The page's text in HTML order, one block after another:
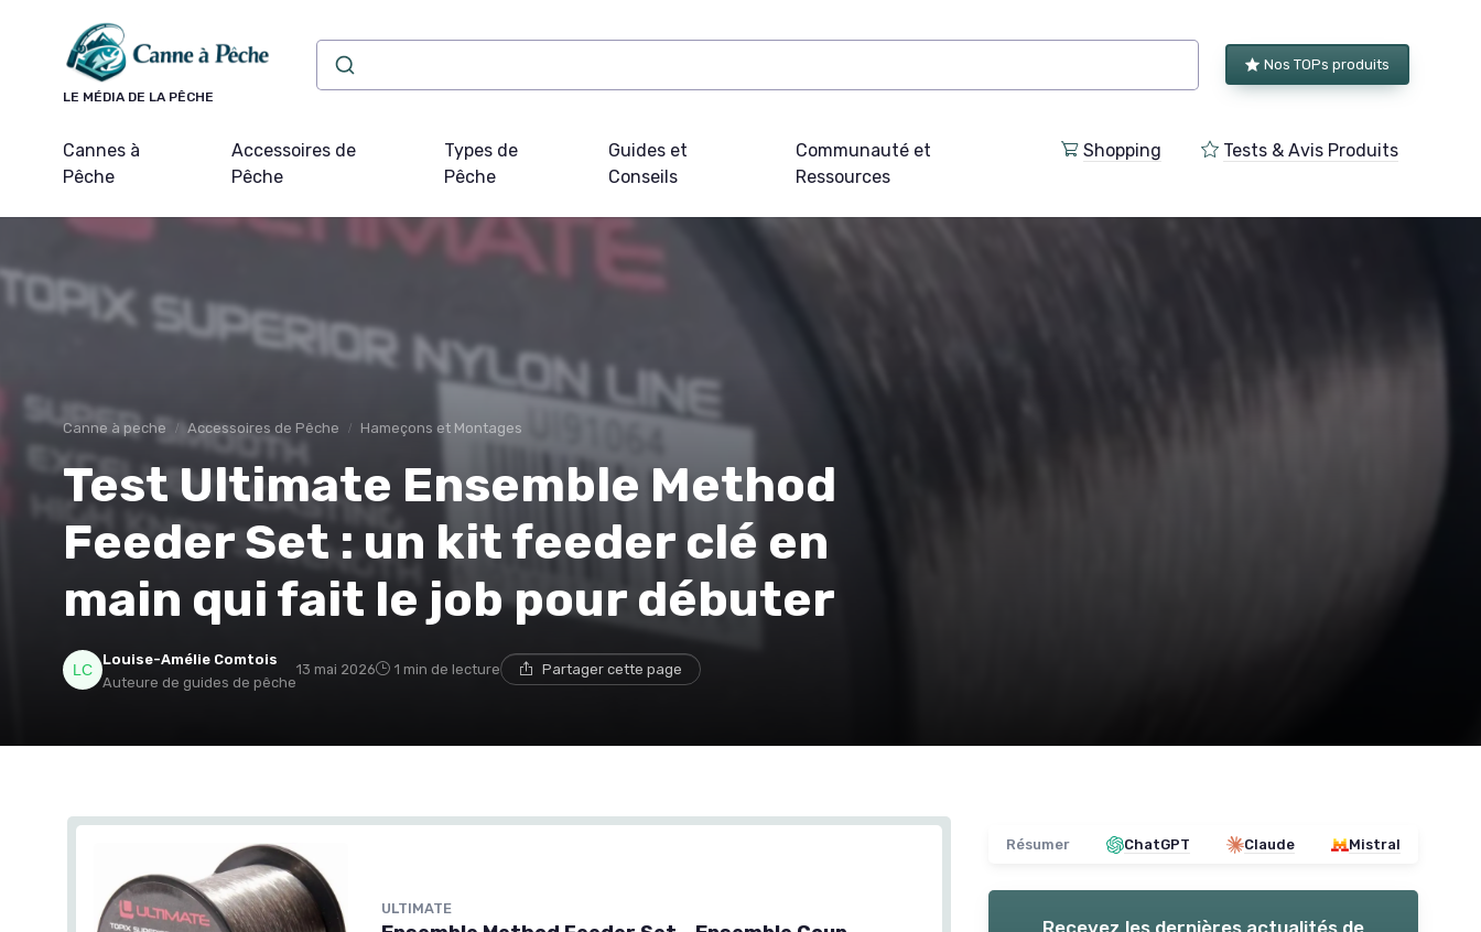
LE MÉDIA DE LA PÊCHE
Nos TOPs produits
Cannes à
Pêche
Accessoires de
Pêche
Types de
Pêche
Guides et
Conseils
Communauté et
Ressources
Shopping Tests & Avis Produits
Canne à peche Accessoires de Pêche Hameçons et Montages
Test Ultimate Ensemble Method
Feeder Set : un kit feeder clé en
main qui fait le job pour débuter
Louise-Amélie Comtois
Auteure de guides de pêche
13 mai 2026 1 min de lecture Partager cette page
ULTIMATE
Résumer ChatGPT Claude Mistral